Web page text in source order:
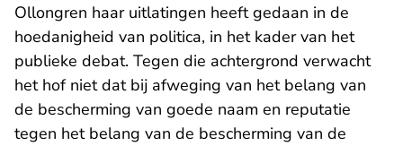
Ollongren haar uitlatingen heeft gedaan in de
hoedanigheid van politica, in het kader van het
publieke debat. Tegen die achtergrond verwacht
het hof niet dat bij afweging van het belang van
de bescherming van goede naam en reputatie
tegen het belang van de bescherming van de